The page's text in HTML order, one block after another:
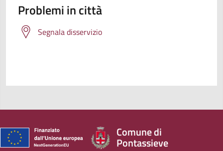
Problemi in città
Segnala disservizio
Comune di
Pontassieve